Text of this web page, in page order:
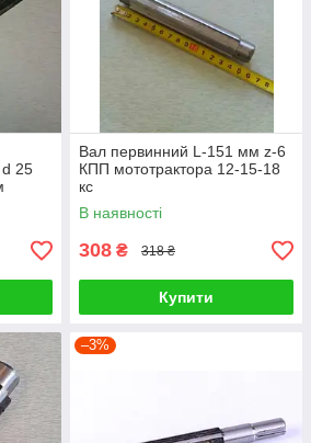
25
Вал первинний L-151 мм z-6
КПП мототрактора 12-15-18
кс
В наявності
308 ₴ 318 ₴
Купити
–3%